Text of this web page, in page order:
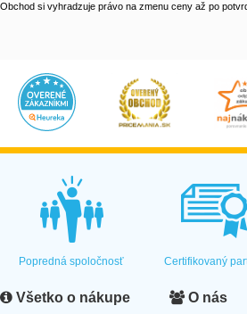
Obchod si vyhradzuje právo na zmenu ceny až po
Popredná spoločnosť Certifikovaný
Všetko o nákupe O nás